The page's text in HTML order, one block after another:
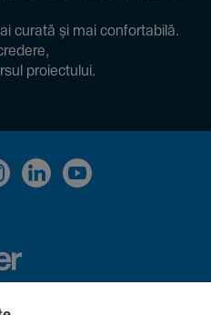
curată și mai confor­ta­bilă.
proiec­tului.